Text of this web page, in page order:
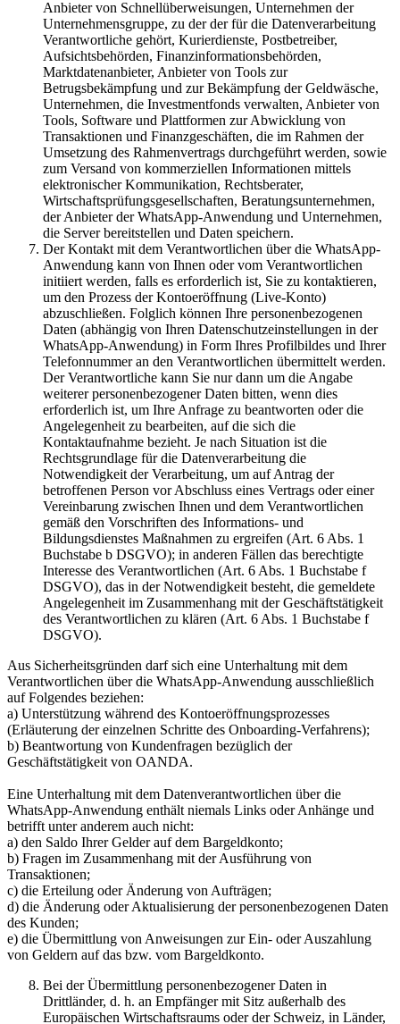
Anbieter von Schnellüberweisungen, Unternehmen der
Unternehmensgruppe, zu der der für die Datenverarbeitung
Verantwortliche gehört, Kurierdienste, Postbetreiber,
Aufsichtsbehörden, Finanzinformationsbehörden,
Marktdatenanbieter, Anbieter von Tools zur
Betrugsbekämpfung und zur Bekämpfung der Geldwäsche,
Unternehmen, die Investmentfonds verwalten, Anbieter von
Tools, Software und Plattformen zur Abwicklung von
Transaktionen und Finanzgeschäften, die im Rahmen der
Umsetzung des Rahmenvertrags durchgeführt werden, sowie
zum Versand von kommerziellen Informationen mittels
elektronischer Kommunikation, Rechtsberater,
Wirtschaftsprüfungsgesellschaften, Beratungsunternehmen,
der Anbieter der WhatsApp-Anwendung und Unternehmen,
die Server bereitstellen und Daten speichern.
Der Kontakt mit dem Verantwortlichen über die WhatsApp-
Anwendung kann von Ihnen oder vom Verantwortlichen
initiiert werden, falls es erforderlich ist, Sie zu kontaktieren,
um den Prozess der Kontoeröffnung (Live-Konto)
abzuschließen. Folglich können Ihre personenbezogenen
Daten (abhängig von Ihren Datenschutzeinstellungen in der
WhatsApp-Anwendung) in Form Ihres Profilbildes und Ihrer
Telefonnummer an den Verantwortlichen übermittelt werden.
Der Verantwortliche kann Sie nur dann um die Angabe
weiterer personenbezogener Daten bitten, wenn dies
erforderlich ist, um Ihre Anfrage zu beantworten oder die
Angelegenheit zu bearbeiten, auf die sich die
Kontaktaufnahme bezieht. Je nach Situation ist die
Rechtsgrundlage für die Datenverarbeitung die
Notwendigkeit der Verarbeitung, um auf Antrag der
betroffenen Person vor Abschluss eines Vertrags oder einer
Vereinbarung zwischen Ihnen und dem Verantwortlichen
gemäß den Vorschriften des Informations- und
Bildungsdienstes Maßnahmen zu ergreifen (Art. 6 Abs. 1
Buchstabe b DSGVO); in anderen Fällen das berechtigte
Interesse des Verantwortlichen (Art. 6 Abs. 1 Buchstabe f
DSGVO), das in der Notwendigkeit besteht, die gemeldete
Angelegenheit im Zusammenhang mit der Geschäftstätigkeit
des Verantwortlichen zu klären (Art. 6 Abs. 1 Buchstabe f
DSGVO).
Aus Sicherheitsgründen darf sich eine Unterhaltung mit dem
Verantwortlichen über die WhatsApp-Anwendung ausschließlich
auf Folgendes beziehen:
a) Unterstützung während des Kontoeröffnungsprozesses
(Erläuterung der einzelnen Schritte des Onboarding-Verfahrens);
b) Beantwortung von Kundenfragen bezüglich der
Geschäftstätigkeit von OANDA.
Eine Unterhaltung mit dem Datenverantwortlichen über die
WhatsApp-Anwendung enthält niemals Links oder Anhänge und
betrifft unter anderem auch nicht:
a) den Saldo Ihrer Gelder auf dem Bargeldkonto;
b) Fragen im Zusammenhang mit der Ausführung von
Transaktionen;
c) die Erteilung oder Änderung von Aufträgen;
d) die Änderung oder Aktualisierung der personenbezogenen Daten
des Kunden;
e) die Übermittlung von Anweisungen zur Ein- oder Auszahlung
von Geldern auf das bzw. vom Bargeldkonto.
Bei der Übermittlung personenbezogener Daten in
Drittländer, d. h. an Empfänger mit Sitz außerhalb des
Europäischen Wirtschaftsraums oder der Schweiz, in Länder,